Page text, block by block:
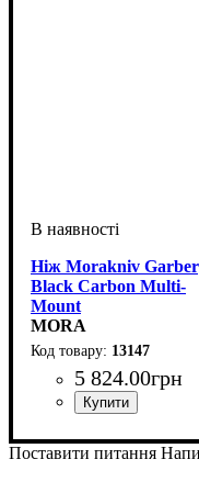
Ніж Morakniv
Black Carbon Multi-
Mount
MORA
13147
5 824.00грн
Поставити питання